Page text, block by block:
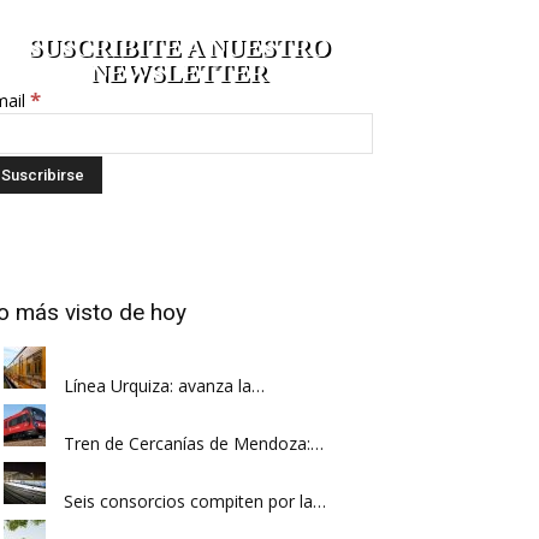
SUSCRIBITE A NUESTRO
NEWSLETTER
*
más visto de hoy
Línea Urquiza: avanza la…
Tren de Cercanías de Mendoza:…
Seis consorcios compiten por la…